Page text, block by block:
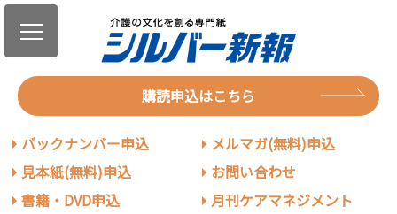
購読申込はこちら
バックナンバー申込
見本紙(無料)申込
書籍・DVD申込
メルマガ(無料)申込
お問い合わせ
月刊ケアマネジメント